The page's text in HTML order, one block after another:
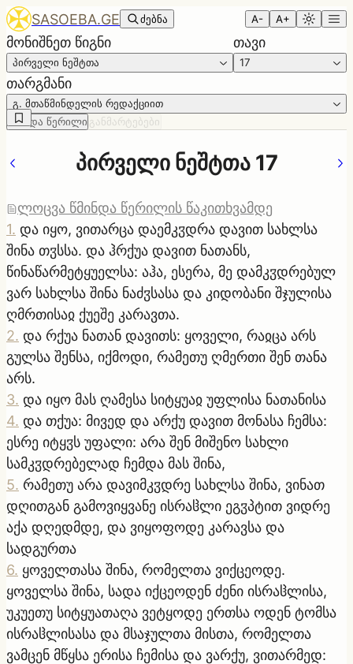
SASOEBA.GE ძებნა A- A+
მონიშნეთ წიგნი
პირველი ნეშტთა
თავი
17
თარგმანი
გ. მთაწმინდელის რედაქციით
წმინდა წერილი განმარტებები
პირველი ნეშტთა 17
ლოცვა წმინდა წერილის წაკითხვამდე
1. და იყო, ვითარცა დაემკჳდრა დავით სახლსა
შინა თჳსსა. და ჰრქუა დავით ნათანს,
წინაწარმეტყუელსა: აჰა, ესერა, მე დამკჳდრებულ
ვარ სახლსა შინა ნაძჳსასა და კიდობანი შჯულისა
ღმრთისაჲ ქუეშე კარავთა.
2. და რქუა ნათან დავითს: ყოველი, რაჲცა არს
გულსა შენსა, იქმოდი, რამეთუ ღმერთი შენ თანა
არს.
3. და იყო მას ღამესა სიტყუაჲ უფლისა ნათანისა
4. და თქუა: მივედ და არქუ დავით მონასა ჩემსა:
ესრე იტყჳს უფალი: არა შენ მიშენო სახლი
სამკჳდრებელად ჩემდა მას შინა,
5. რამეთუ არა დავიმკჳდრე სახლსა შინა, ვინათ
დღითგან გამოვიყვანე ისრაჱლი ეგჳპტით ვიდრე
აქა დღედმდე, და ვიყოფოდე კარავსა და
სადგურთა
6. ყოველთასა შინა, რომელთა ვიქცეოდე.
ყოველსა შინა, სადა იქცეოდენ ძენი ისრაჱლისა,
უკუეთუ სიტყუათაღა ვეტყოდე ერთსა ოდენ ტომსა
ისრაჱლისასა და მსაჯულთა მისთა, რომელთა
ვამცენ მწყსა ერისა ჩემისა და ვარქუ, ვითარმედ: